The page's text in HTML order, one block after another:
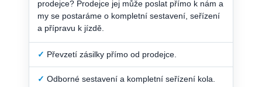
prodejce? Prodejce jej může poslat přímo k nám a
my se postaráme o kompletní sestavení, seřízení
a přípravu k jízdě.
✓ Převzetí zásilky přímo od prodejce.
✓ Odborné sestavení a kompletní seřízení kola.